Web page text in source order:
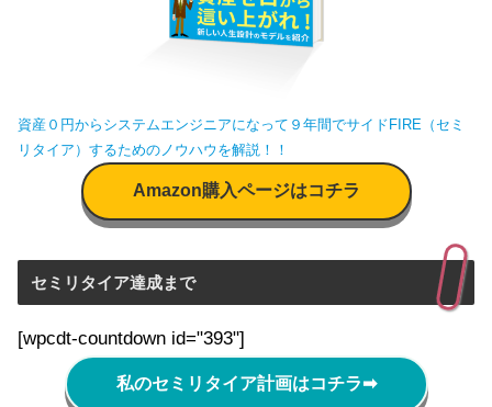
資産０円からシステムエンジニアになって９年間でサイドFIRE（セミ
リタイア）するためのノウハウを解説！！
Amazon購入ページはコチラ
セミリタイア達成まで
[wpcdt-countdown id="393"]
私のセミリタイア計画はコチラ➡